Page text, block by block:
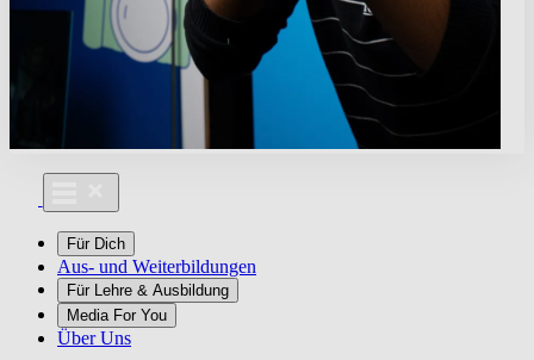
Für Dich
Aus- und Weiterbildungen
Für Lehre & Ausbildung
Media For You
Über Uns